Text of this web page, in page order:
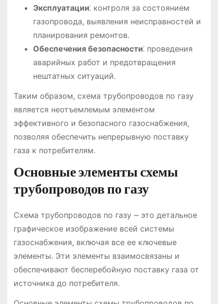
Эксплуатации⁚ контроля за состоянием
газопровода, выявления неисправностей и
планирования ремонтов.
Обеспечения безопасности⁚ проведения
аварийных работ и предотвращения
нештатных ситуаций.
Таким образом, схема трубопроводов по газу
является неотъемлемым элементом
эффективного и безопасного газоснабжения,
позволяя обеспечить непрерывную поставку
газа к потребителям.
Основные элементы схемы
трубопроводов по газу
Схема трубопроводов по газу ‒ это детальное
графическое изображение всей системы
газоснабжения, включая все ее ключевые
элементы. Эти элементы взаимосвязаны и
обеспечивают бесперебойную поставку газа от
источника до потребителя.